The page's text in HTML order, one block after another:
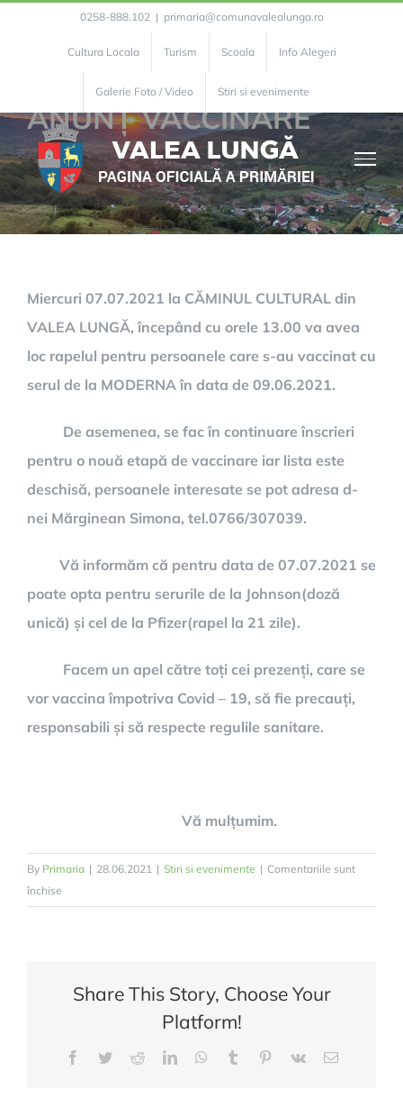
0258-888.102 | primaria@comunavalealunga.ro
Cultura Locala Turism Scoala Info Alegeri
Galerie Foto / Video Stiri si evenimente
ANUNȚ VACCINARE
Miercuri 07.07.2021 la CĂMINUL CULTURAL din
VALEA LUNGĂ, începând cu orele 13.00 va avea
loc rapelul pentru persoanele care s-au vaccinat cu
serul de la MODERNA în data de 09.06.2021.
De asemenea, se fac în continuare înscrieri
pentru o nouă etapă de vaccinare iar lista este
deschisă, persoanele interesate se pot adresa d-
nei Mărginean Simona, tel.0766/307039.
Vă informăm că pentru data de 07.07.2021 se
poate opta pentru serurile de la Johnson(doză
unică) și cel de la Pfizer(rapel la 21 zile).
Facem un apel către toți cei prezenți, care se
vor vaccina împotriva Covid – 19, să fie precauți,
responsabili și să respecte regulile sanitare.
Vă mulțumim.
By Primaria | 28.06.2021 | Stiri si evenimente | Comentariile sunt
închise
ANUNȚ
Share This Story, Choose Your
Platform!
Facebook
TwitterRedditLinkedInWhatsApp
Tumblr Pinterest
Vk
E-